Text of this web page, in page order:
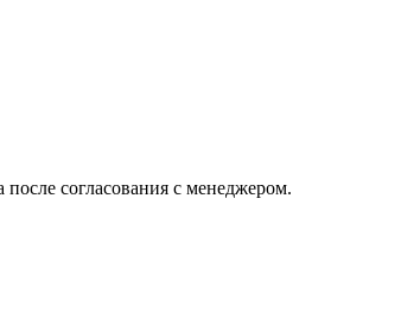
согласования с менеджером.